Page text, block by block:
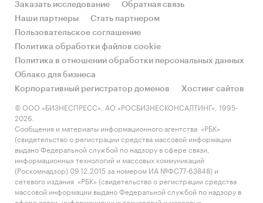
• Какое место регион занимает в России и в
своем федеральном округе по объему продаж
и по продажам на душу населения?
• К какому сегменту можно отнести рынок по
размеру и темпом роста (малый/крупный, с
опережающей динамикой/с отстающей
динамикой) в стратегической перспективе и в
текущей ситуации? Меняются ли позиции
региона с течением времени?
• Насколько рынок насыщен и какой у региона
потенциал роста, если сравнить его с
регионами со схожими доходами, со схожей
долей расходов на одежда и с соседними
Заказать исследование
Обратная связь
Наши партнеры
Стать партнером
Пользовательское соглашение
Политика обработки файлов cookie
Политика в отношении обработки персональных данных
Облако для бизнеса
Корпоративный регистратор доменов
Хостинг сайтов
© ООО «БИЗНЕСПРЕСС», АО «РОСБИЗНЕСКОНСАЛТИНГ», 1995-
2026.
Сообщения и материалы информационного агентства «РБК»
(свидетельство о регистрации средства массовой информации
выдано Федеральной службой по надзору в сфере связи,
информационных технологий и массовых коммуникаций
(Роскомнадзор) 09.12.2015 за номером ИА №ФС77-63848) и
сетевого издания «РБК» (свидетельство о регистрации средства
массовой информации выдано Федеральной службой по надзору в